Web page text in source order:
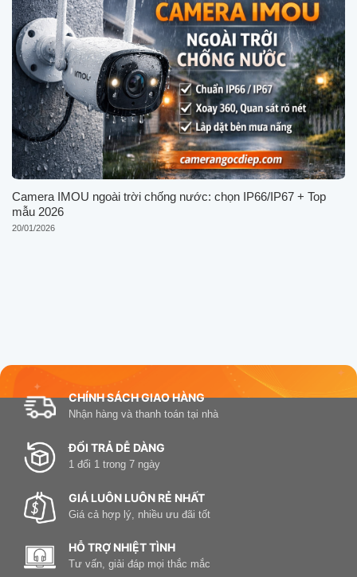
Camera IMOU ngoài trời chống nước: chọn IP66/IP67 + Top
mẫu 2026
20/01/2026
CHÍNH SÁCH GIAO HÀNG
Nhận hàng và thanh toán tại nhà
ĐỔI TRẢ DỄ DÀNG
1 đổi 1 trong 7 ngày
GIÁ LUÔN LUÔN RẺ NHẤT
Giá cả hợp lý, nhiều ưu đãi tốt
HỖ TRỢ NHIỆT TÌNH
Tư vấn, giải đáp mọi thắc mắc